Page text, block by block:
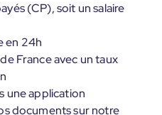
(CP), soit un salaire
en 24h
France avec un taux
une application
documents sur notre